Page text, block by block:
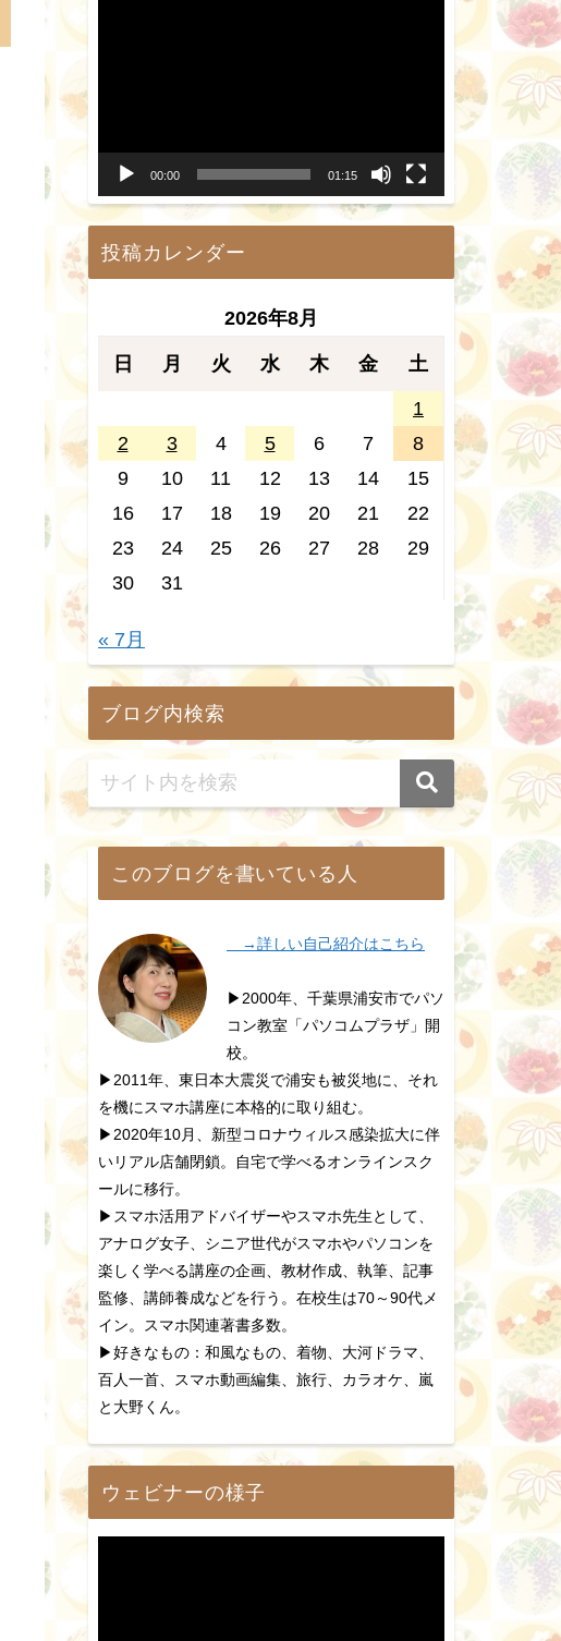
ー
00:00 01:15
投稿カレンダー
2026年8月
日 月 火 水 木 金 土
1
2
3 4 5 6 7
8
9
10 11 12 13 14
15
16
17 18 19 20 21
22
23
24 25 26 27 28
29
30
31
« 7月
ブログ内検索
このブログを書いている人
→詳しい自己紹介はこちら
▶2000年、千葉県浦安市でパソ
コン教室「パソコムプラザ」開
校。
▶2011年、東日本大震災で浦安も被災地に、それ
を機にスマホ講座に本格的に取り組む。
▶2020年10月、新型コロナウィルス感染拡大に伴
いリアル店舗閉鎖。自宅で学べるオンラインスク
ールに移行。
▶スマホ活用アドバイザーやスマホ先生として、
アナログ女子、シニア世代がスマホやパソコンを
楽しく学べる講座の企画、教材作成、執筆、記事
監修、講師養成などを行う。在校生は70～90代メ
イン。スマホ関連著書多数。
▶好きなもの：和風なもの、着物、大河ドラマ、
百人一首、スマホ動画編集、旅行、カラオケ、嵐
と大野くん。
ウェビナーの様子